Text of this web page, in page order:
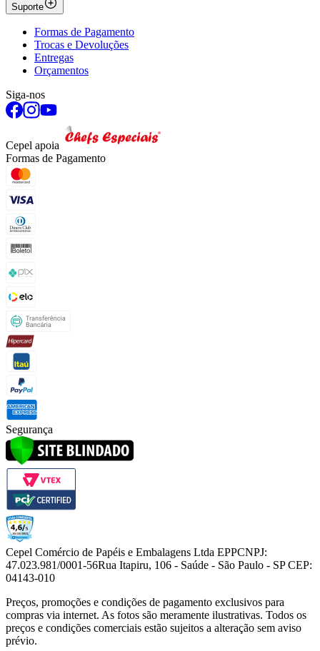
Suporte
Formas de Pagamento
Trocas e Devoluções
Entregas
Orçamentos
Siga-nos
Cepel apoia
Formas de Pagamento
Segurança
Cepel Comércio de Papéis e Embalagens Ltda EPPCNPJ:
47.023.981/0001-56Rua Itapiru, 106 - Saúde - São Paulo - SP CEP:
04143-010
Preços, promoções e condições de pagamento exclusivos para
compras via internet. As fotos são meramente ilustrativas. Todos os
preços e condições comerciais estão sujeitos a alteração sem aviso
prévio.